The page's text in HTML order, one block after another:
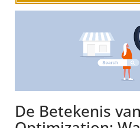
De Betekenis